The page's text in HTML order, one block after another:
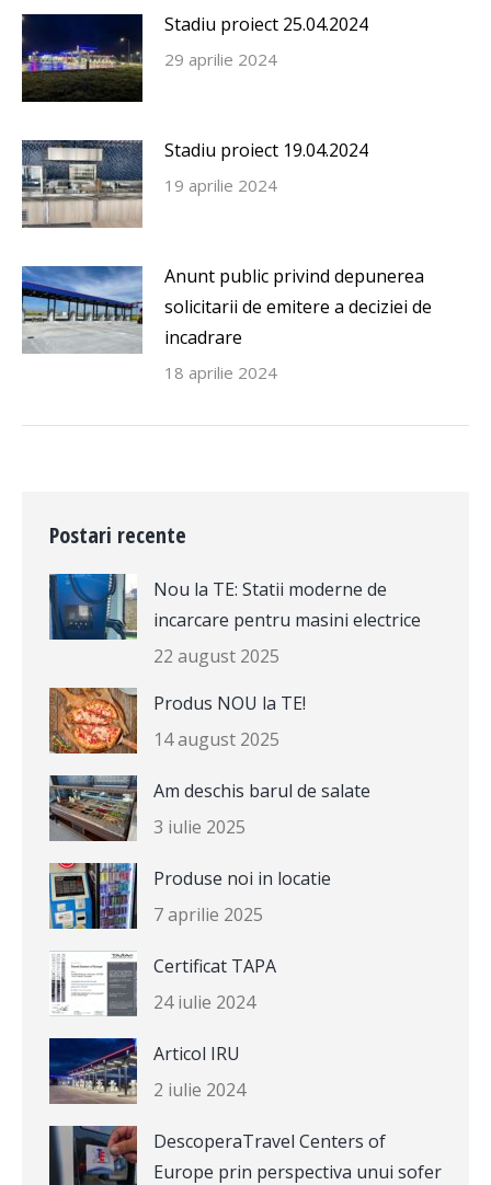
Stadiu proiect 25.04.2024
29 aprilie 2024
Stadiu proiect 19.04.2024
19 aprilie 2024
Anunt public privind depunerea
solicitarii de emitere a deciziei de
incadrare
18 aprilie 2024
Postari recente
Nou la TE: Statii moderne de
incarcare pentru masini electrice
22 august 2025
Produs NOU la TE!
14 august 2025
Am deschis barul de salate
3 iulie 2025
Produse noi in locatie
7 aprilie 2025
Certificat TAPA
24 iulie 2024
Articol IRU
2 iulie 2024
DescoperaTravel Centers of
Europe prin perspectiva unui sofer